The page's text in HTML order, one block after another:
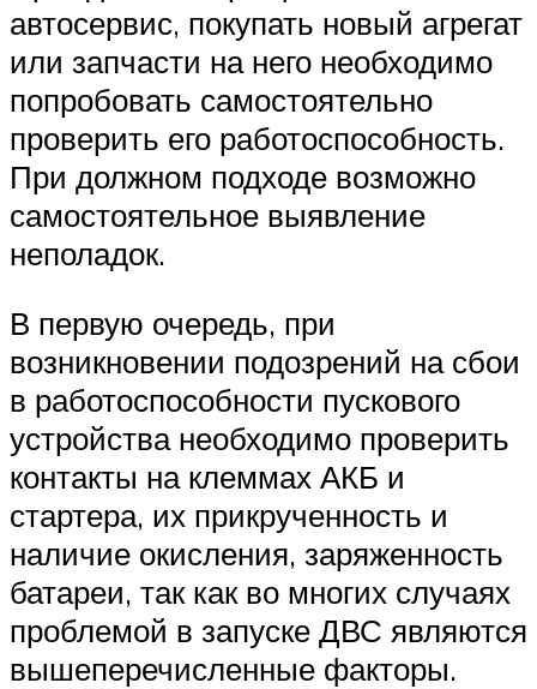
автосервис, покупать новый агрегат
или запчасти на него необходимо
попробовать самостоятельно
проверить его работоспособность.
При должном подходе возможно
самостоятельное выявление
неполадок.
В первую очередь, при
возникновении подозрений на сбои
в работоспособности пускового
устройства необходимо проверить
контакты на клеммах АКБ и
стартера, их прикрученность и
наличие окисления, заряженность
батареи, так как во многих случаях
проблемой в запуске ДВС являются
вышеперечисленные факторы.